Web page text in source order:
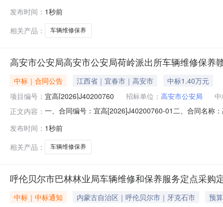
(乙方)：铁力市东岗誉龙汽车修理部地址：铁力市金城
发布时间： 1秒前
相关产品：
车辆维修保养
高安市公安局高安市公安局荷岭派出所车辆维修保养
中标｜合同公告 江西省｜宜春市｜高安市
中标1.40万元
项目编号： 宜高[2026]J40200760 招标单位： 高安市公安局
正文内容： 一、合同编号：宜高[2026]J40200760-01二、合同名称
方)：高安市宏海瑞汽车服务有限公司地址：高安市瑞州
发布时间： 1秒前
相关产品：
车辆维修保养
呼伦贝尔市巴林林业局车辆维修和保养服务定点采购
中标｜中标通知 内蒙古自治区｜呼伦贝尔市｜牙克石市
预